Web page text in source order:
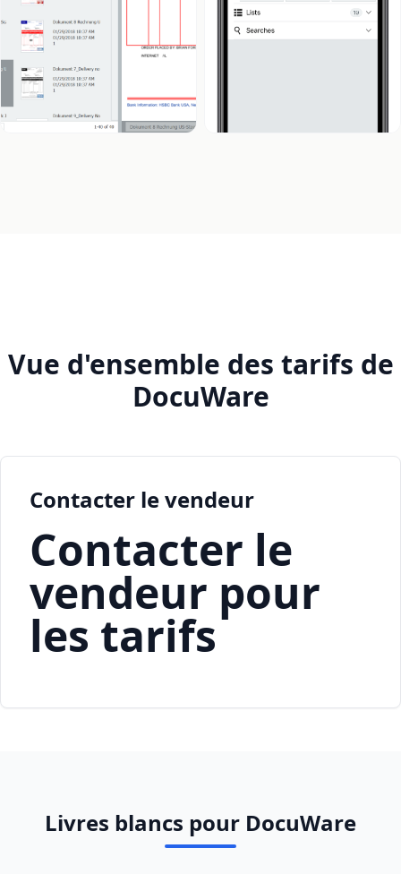
Vue d'ensemble des tarifs de
DocuWare
Contacter le vendeur
Contacter le
vendeur pour
les tarifs
Livres blancs pour DocuWare